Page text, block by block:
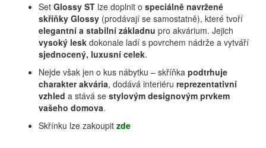
Set Glossy ST lze doplnit o speciálně navržené
skříňky Glossy (prodávají se samostatně), které tvoří
elegantní a stabilní základnu pro akvárium. Jejich
vysoký lesk dokonale ladí s povrchem nádrže a vytváří
sjednocený, luxusní celek.
Nejde však jen o kus nábytku – skříňka podtrhuje
charakter akvária, dodává interiéru reprezentativní
vzhled a stává se stylovým designovým prvkem
vašeho domova.
Skřínku lze zakoupit zde